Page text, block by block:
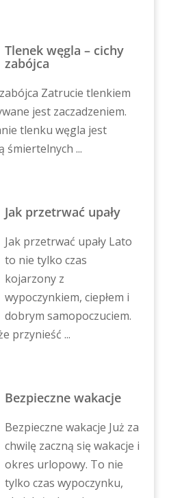
Tlenek węgla – cichy
zabójca
Zatrucie tlenkiem
jest zaczadzeniem.
tlenku węgla jest
śmiertelnych ...
Jak przetrwać upały
Jak przetrwać upały Lato
to nie tylko czas
kojarzony z
wypoczynkiem, ciepłem i
dobrym samopoczuciem.
przynieść ...
Bezpieczne wakacje
Bezpieczne wakacje Już za
chwilę zaczną się wakacje i
okres urlopowy. To nie
tylko czas wypoczynku,